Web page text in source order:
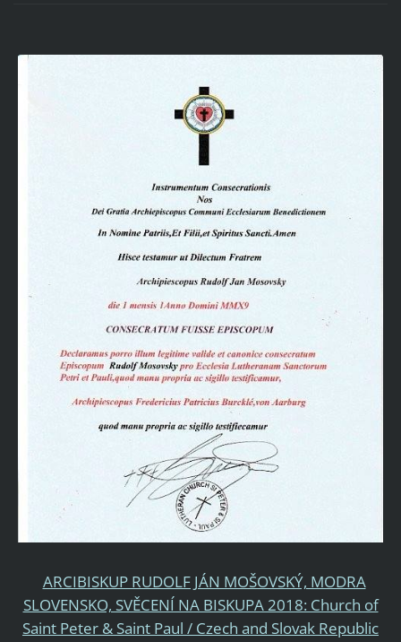
ARCIBISKUP RUDOLF JÁN MOŠOVSKÝ, MODRA
SLOVENSKO, SVĚCENÍ NA BISKUPA 2018: Church of
Saint Peter & Saint Paul / Czech and Slovak Republic